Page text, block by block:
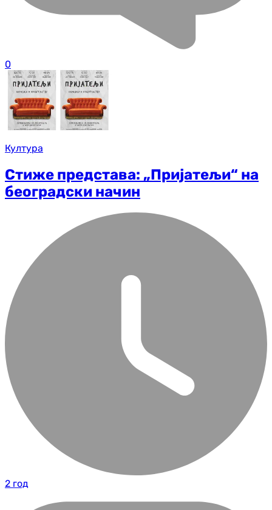
0
Култура
Стиже представа: „Пријатељи“ на
београдски начин
2 год